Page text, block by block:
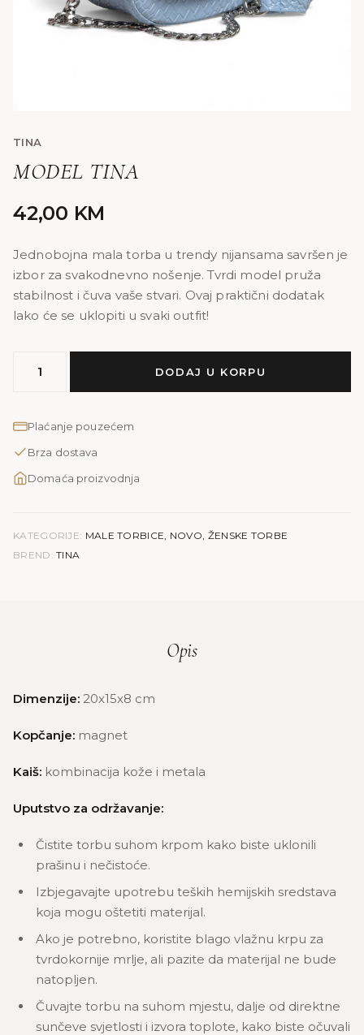
TINA
MODEL TINA
42,00 KM
Jednobojna mala torba u trendy nijansama savršen je
izbor za svakodnevno nošenje. Tvrdi model pruža
stabilnost i čuva vaše stvari. Ovaj praktični dodatak
lako će se uklopiti u svaki outfit!
TINA
DODAJ U KORPU
Plaćanje pouzećem
Brza dostava
Domaća proizvodnja
KATEGORIJE: MALE TORBICE, NOVO, ŽENSKE TORBE
BREND: TINA
Opis
Dimenzije: 20x15x8 cm
Kopčanje: magnet
Kaiš: kombinacija kože i metala
Uputstvo za održavanje:
Čistite torbu suhom krpom kako biste uklonili
prašinu i nečistoće.
Izbjegavajte upotrebu teških hemijskih sredstava
koja mogu oštetiti materijal.
Ako je potrebno, koristite blago vlažnu krpu za
tvrdokornije mrlje, ali pazite da materijal ne bude
natopljen.
Čuvajte torbu na suhom mjestu, dalje od direktne
sunčeve svjetlosti i izvora toplote, kako biste očuvali